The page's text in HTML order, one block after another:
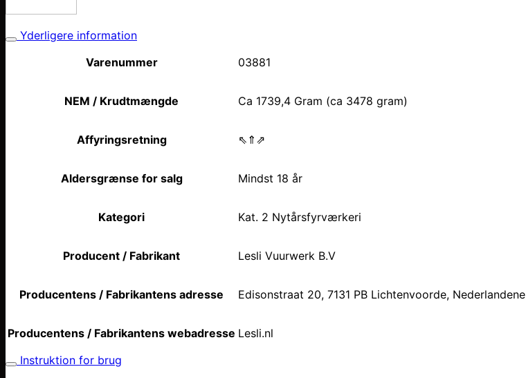
Yderligere information
Varenummer
03881
NEM / Krudtmængde Ca 1739,4 Gram (ca 3478 gram)
Affyringsretning ⇖⇑⇗
Aldersgrænse for salg Mindst 18 år
Kategori Kat. 2 Nytårsfyrværkeri
Producent / Fabrikant Lesli Vuurwerk B.V
Producentens / Fabrikantens adresse Edisonstraat 20, 7131 PB Lichtenvoorde, Nederlandene
Producentens / Fabrikantens webadresse Lesli.nl
Instruktion for brug